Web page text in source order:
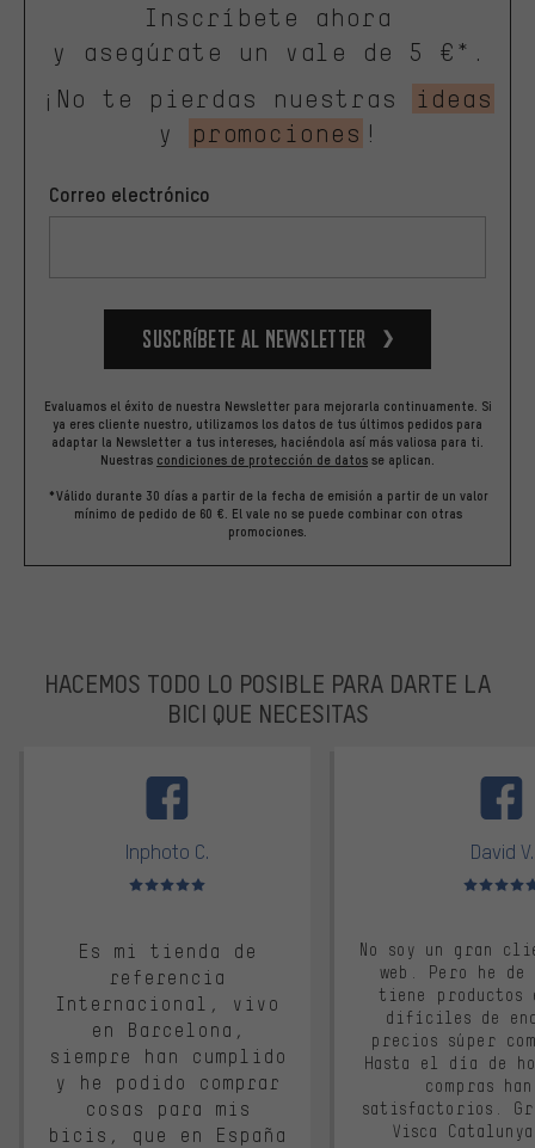
Inscríbete ahora
y asegúrate un vale de 5 €*.
¡No te pierdas nuestras
ideas
y
promociones !
Correo electrónico
Suscríbete al newsletter
Evaluamos el éxito de nuestra Newsletter para mejorarla continuamente. Si
ya eres cliente nuestro, utilizamos los datos de tus últimos pedidos para
adaptar la Newsletter a tus intereses, haciéndola así más valiosa para ti.
Nuestras condiciones de protección de datos se aplican.
*Válido durante 30 días a partir de la fecha de emisión a partir de un valor
mínimo de pedido de 60 €. El vale no se puede combinar con otras
promociones.
HACEMOS TODO LO POSIBLE PARA DARTE LA
BICI QUE NECESITAS
Inphoto C.
Valoración media: 5 de 5
Es mi tienda de
referencia
Internacional, vivo
en Barcelona,
siempre han cumplido
y he podido comprar
cosas para mis
bicis, que en España
David V.
Valoración
No soy un gran
web. Pero he
tiene productos
difíciles de
precios súper
Hasta el día de
compras
satisfactorios.
Visca